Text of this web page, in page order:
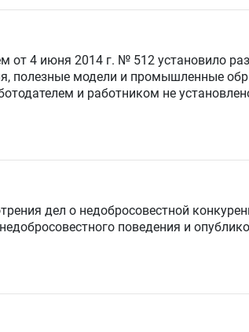
от 4 июня 2014 г. № 512 установило
полезные модели и промышленные
и работником не
дел о недобросовестной
поведения и